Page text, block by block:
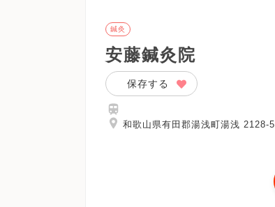
鍼灸
安藤鍼灸院
保存する
和歌山県有田郡湯浅町湯浅 2128-5